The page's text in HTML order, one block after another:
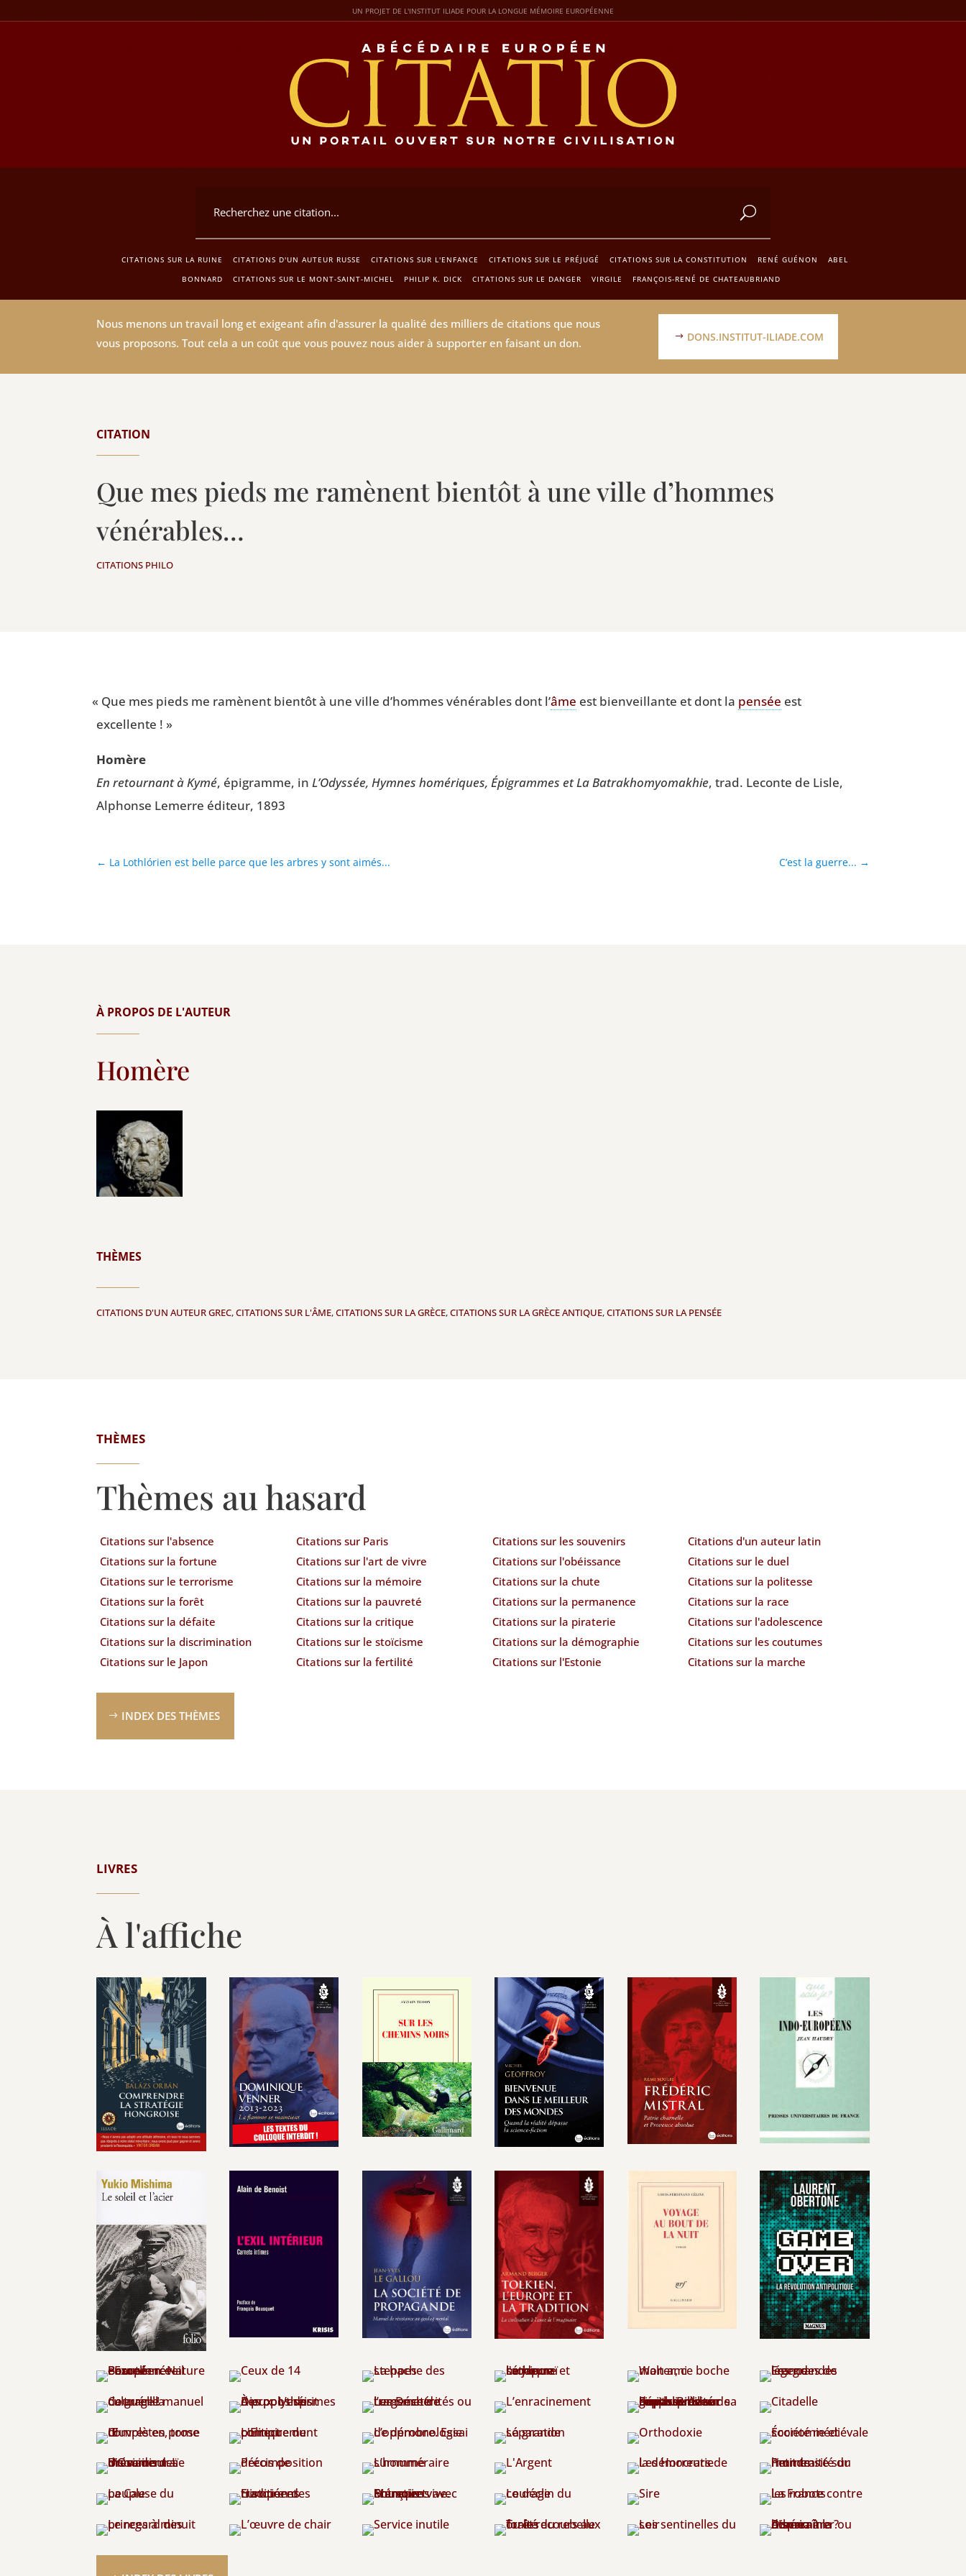
UN PROJET DE L'INSTITUT ILIADE POUR LA LONGUE MÉMOIRE EUROPÉENNE
CITATIONS SUR LA RUINE CITATIONS D'UN AUTEUR RUSSE CITATIONS SUR L'ENFANCE CITATIONS SUR LE PRÉJUGÉ CITATIONS SUR LA CONSTITUTION RENÉ GUÉNON
ABEL
BONNARD
CITATIONS SUR LE MONT-SAINT-MICHEL PHILIP K. DICK CITATIONS SUR LE DANGER VIRGILE FRANÇOIS-RENÉ DE CHATEAUBRIAND
Nous menons un travail long et exigeant afin d'assurer la qualité des milliers de citations que nous
vous proposons. Tout cela a un coût que vous pouvez nous aider à supporter en faisant un don.
DONS.INSTITUT-ILIADE.COM
CITATION
Que mes pieds me ramènent bientôt à une ville d’hommes
vénérables…
CITATIONS PHILO
« Que mes pieds me ramènent bien­tôt à une ville d’hommes véné­rables dont l’âme est bien­veillante et dont la pen­sée est
excellente ! »
Homère
En retour­nant à Kymé, épi­gramme, inL’Odyssée, Hymnes homé­riques, Épi­grammes et La Batra­kho­myo­ma­khie, trad. Leconte de Lisle,
Alphonse Lemerre édi­teur, 1893
← La Lothlórien est belle parce que les arbres y sont aimés... C’est la guerre... →
À PROPOS DE L'AUTEUR
Homère
THÈMES
CITATIONS D'UN AUTEUR GREC,CITATIONS SUR L'ÂME,CITATIONS SUR LA GRÈCE,CITATIONS SUR LA GRÈCE ANTIQUE,CITATIONS SUR LA PENSÉE
THÈMES
Thèmes au hasard
Citations sur l'absence
Citations sur la fortune
Citations sur le terrorisme
Citations sur la forêt
Citations sur la défaite
Citations sur la discrimination
Citations sur le Japon
Citations sur Paris
Citations sur l'art de vivre
Citations sur la mémoire
Citations sur la pauvreté
Citations sur la critique
Citations sur le stoïcisme
Citations sur la fertilité
Citations sur les souvenirs
Citations sur l'obéissance
Citations sur la chute
Citations sur la permanence
Citations sur la piraterie
Citations sur la démographie
Citations sur l'Estonie
Citations d'un auteur latin
Citations sur le duel
Citations sur la politesse
Citations sur la race
Citations sur l'adolescence
Citations sur les coutumes
Citations sur la marche
INDEX DES THÈMES
LIVRES
À l'affiche